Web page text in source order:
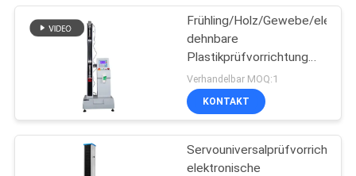
Frühling/Holz/Gewebe/
dehnbare
Plastikprüfvorrichtung
mit Digitalanzeige
Verhandelbar MOQ:1
KONTAKT
elektronische